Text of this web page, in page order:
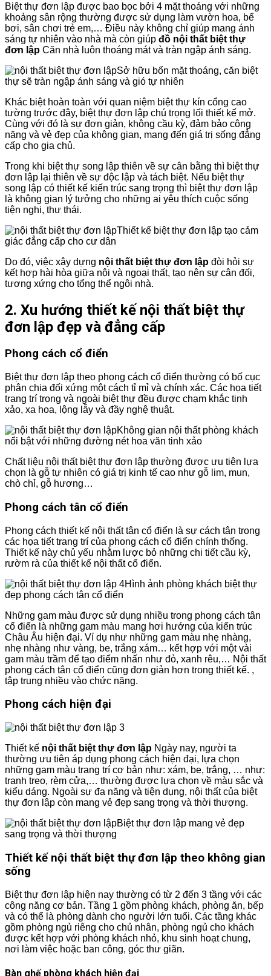
Biệt thự đơn lập được bao bọc bởi 4 mặt thoáng với những
khoảng sân rộng thường được sử dụng làm vườn hoa, bể
bơi, sân chơi trẻ em,… Điều này không chỉ giúp mang ánh
sáng tự nhiên vào nhà mà còn giúp đồ nội thất biệt thự
đơn lập Căn nhà luôn thoáng mát và tràn ngập ánh sáng.
Sở hữu bốn mặt thoáng, căn biệt
thự sẽ tràn ngập ánh sáng và gió tự nhiên
Khác biệt hoàn toàn với quan niệm biệt thự kín cổng cao
tường trước đây, biệt thự đơn lập chú trọng lối thiết kế mở.
Cùng với đó là sự đơn giản, không cầu kỳ, đảm bảo công
năng và vẻ đẹp của không gian, mang đến giá trị sống đẳng
cấp cho gia chủ.
Trong khi biệt thự song lập thiên về sự cân bằng thì biệt thự
đơn lập lại thiên về sự độc lập và tách biệt. Nếu biệt thự
song lập có thiết kế kiến ​​trúc sang trọng thì biệt thự đơn lập
là không gian lý tưởng cho những ai yêu thích cuộc sống
tiện nghi, thư thái.
Thiết kế biệt thự đơn lập tạo cảm
giác đẳng cấp cho cư dân
Do đó, việc xây dựng nội thất biệt thự đơn lập đòi hỏi sự
kết hợp hài hòa giữa nội và ngoại thất, tạo nên sự cân đối,
tương xứng cho tổng thể ngôi nhà.
2. Xu hướng thiết kế nội thất biệt thự
đơn lập đẹp và đẳng cấp
Phong cách cổ điển
Biệt thự đơn lập theo phong cách cổ điển thường có bố cục
phân chia đối xứng một cách tỉ mỉ và chính xác. Các họa tiết
trang trí trong và ngoài biệt thự đều được chạm khắc tinh
xảo, xa hoa, lộng lẫy và đầy nghệ thuật.
Không gian nội thất phòng khách
nổi bật với những đường nét hoa văn tinh xảo
Chất liệu nội thất biệt thự đơn lập thường được ưu tiên lựa
chọn là gỗ tự nhiên có giá trị kinh tế cao như gỗ lim, mun,
chò chỉ, gỗ hương…
Phong cách tân cổ điển
Phong cách thiết kế nội thất tân cổ điển là sự cách tân trong
các họa tiết trang trí của phong cách cổ điển chính thống.
Thiết kế này chủ yếu nhằm lược bỏ những chi tiết cầu kỳ,
rườm rà của thiết kế nội thất cổ điển.
Hình ảnh phòng khách biệt thự
đẹp phong cách tân cổ điển
Những gam màu được sử dụng nhiều trong phong cách tân
cổ điển là những gam màu mang hơi hướng của kiến ​​trúc
Châu Âu hiện đại. Ví dụ như những gam màu nhẹ nhàng,
nhẹ nhàng như vàng, be, trắng xám… kết hợp với một vài
gam màu trầm để tạo điểm nhấn như đỏ, xanh rêu,… Nội thất
phong cách tân cổ điển cũng đơn giản hơn trong thiết kế. ,
tập trung nhiều vào chức năng.
Phong cách hiện đại
Thiết kế nội thất biệt thự đơn lập Ngày nay, người ta
thường ưu tiên áp dụng phong cách hiện đại, lựa chọn
những gam màu trang trí cơ bản như: xám, be, trắng, … như:
tranh treo, rèm cửa,… thường được lựa chọn về màu sắc và
kiểu dáng. Ngoài sự đa năng và tiện dụng, nội thất của biệt
thự đơn lập còn mang vẻ đẹp sang trọng và thời thượng.
Biệt thự đơn lập mang vẻ đẹp
sang trọng và thời thượng
Thiết kế nội thất biệt thự đơn lập theo không gian
sống
Biệt thự đơn lập hiện nay thường có từ 2 đến 3 tầng với các
công năng cơ bản. Tầng 1 gồm phòng khách, phòng ăn, bếp
và có thể là phòng dành cho người lớn tuổi. Các tầng khác
gồm phòng ngủ riêng cho chủ nhân, phòng ngủ cho khách
được kết hợp với phòng khách nhỏ, khu sinh hoạt chung,
nơi làm việc hoặc ban công, góc thư giãn.
Bàn ghế phòng khách hiện đại